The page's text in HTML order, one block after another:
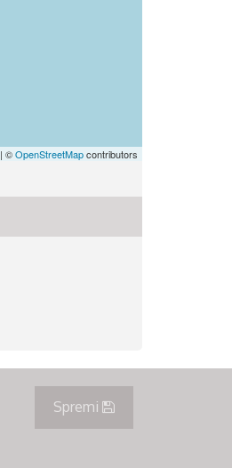
| ©OpenStreetMapcontributors
Spremi